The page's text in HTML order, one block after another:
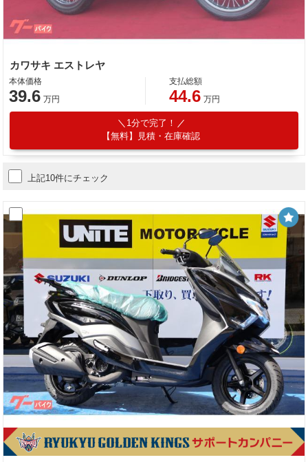
カワサキ エストレヤ
本体価格
39.6 万円
支払総額
44.6 万円
1分で完了！
【無料】見積・在庫確認
上記10件にチェック